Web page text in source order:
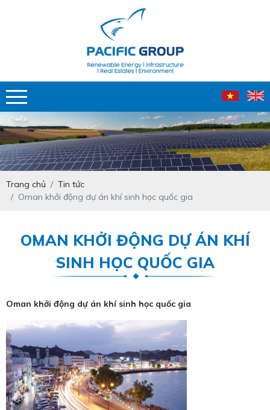
Trang chủ
Tin tức
Oman khởi động dự án khí sinh học quốc gia
OMAN KHỞI ĐỘNG DỰ ÁN KHÍ
SINH HỌC QUỐC GIA
Oman khởi động dự án khí sinh học quốc gia